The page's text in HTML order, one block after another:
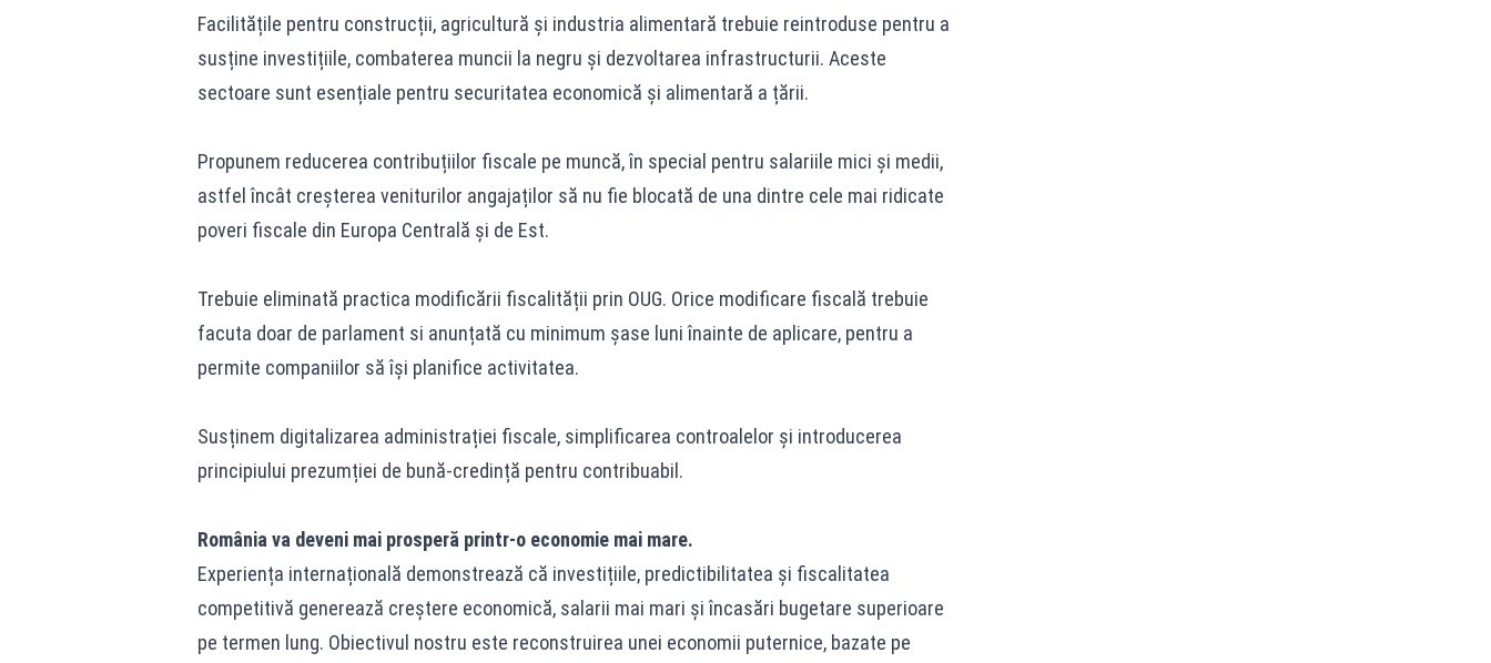
Facilitățile pentru construcții, agricultură și industria alimentară trebuie reintroduse pentru a
susține investițiile, combaterea muncii la negru și dezvoltarea infrastructurii. Aceste
sectoare sunt esențiale pentru securitatea economică și alimentară a țării.
Propunem reducerea contribuțiilor fiscale pe muncă, în special pentru salariile mici și medii,
astfel încât creșterea veniturilor angajaților să nu fie blocată de una dintre cele mai ridicate
poveri fiscale din Europa Centrală și de Est.
Trebuie eliminată practica modificării fiscalității prin OUG. Orice modificare fiscală trebuie
facuta doar de parlament si anunțată cu minimum șase luni înainte de aplicare, pentru a
permite companiilor să își planifice activitatea.
Susținem digitalizarea administrației fiscale, simplificarea controalelor și introducerea
principiului prezumției de bună-credință pentru contribuabil.
România va deveni mai prosperă printr-o economie mai mare.
Experiența internațională demonstrează că investițiile, predictibilitatea și fiscalitatea
competitivă generează creștere economică, salarii mai mari și încasări bugetare superioare
pe termen lung. Obiectivul nostru este reconstruirea unei economii puternice, bazate pe